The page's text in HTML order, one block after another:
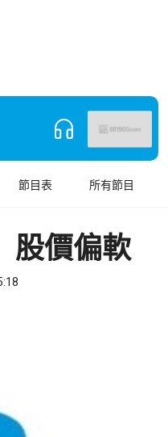
節目表 所有節目
股價偏軟